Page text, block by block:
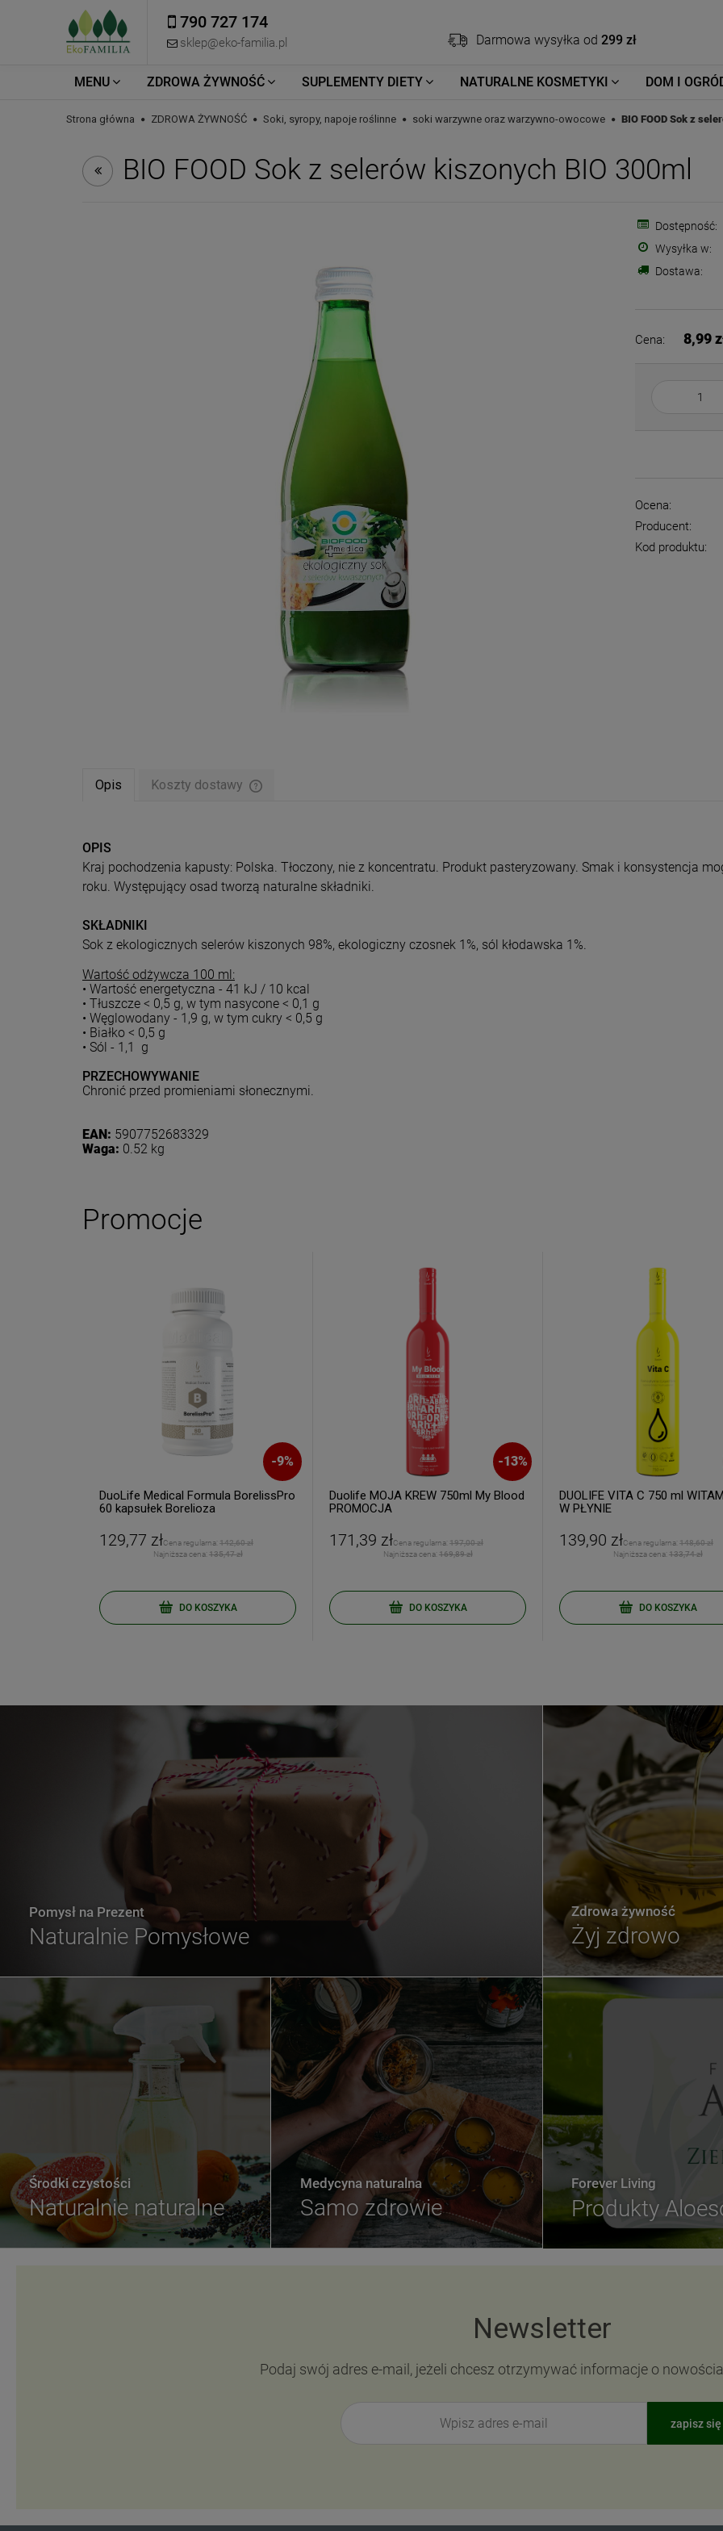
Darmowa wysyłka od 299 zł
790 727 174
sklep@eko-familia.pl
MENU ZDROWA ŻYWNOŚĆ SUPLEMENTY DIETY NATURALNE KOSMETYKI DOM I
Strona główna ZDROWA ŻYWNOŚĆ Soki, syropy, napoje roślinne soki warzywne oraz warzywno-owocowe BIO FOOD Sok z
BIO FOOD Sok z selerów kiszonych BIO 300ml
Dostępność:
Wysyłka w:
Dostawa:
Cena: 8,99
Ocena:
Producent:
Kod produktu:
Opis Koszty dostawy
OPIS
Kraj pochodzenia kapusty: Polska. Tłoczony, nie z koncentratu. Produkt pasteryzowany. Smak i konsystencja
roku. Występujący osad tworzą naturalne składniki.
SKŁADNIKI
Sok z ekologicznych selerów kiszonych 98%, ekologiczny czosnek 1%, sól kłodawska 1%.
Wartość odżywcza 100 ml:
• Wartość energetyczna - 41 kJ / 10 kcal
• Tłuszcze < 0,5 g, w tym nasycone < 0,1 g
• Węglowodany - 1,9 g, w tym cukry < 0,5 g
• Białko < 0,5 g
• Sól - 1,1 g
PRZECHOWYWANIE
Chronić przed promieniami słonecznymi.
EAN: 5907752683329
Waga: 0.52 kg
Promocje
-9%
DuoLife Medical Formula BorelissPro
60 kapsułek Borelioza
129,77 złCena regularna: 142,60 zł
Najniższa cena: 135,47 zł
DO KOSZYKA
-13%
Duolife MOJA KREW 750ml My Blood
PROMOCJA
171,39 złCena regularna: 197,00 zł
Najniższa cena: 169,89 zł
DO KOSZYKA
DUOLIFE VITA C 750 ml
W PŁYNIE
139,90 złCena regularna: 148,60 zł
Najniższa cena: 133,74 zł
DO KOSZYKA
Pomysł na Prezent
Naturalnie Pomysłowe
Zdrowa żywność
Żyj zdrowo
Forever Living
Produkty
Środki czystości
Naturalnie naturalne
Medycyna naturalna
Samo zdrowie
Newsletter
Podaj swój adres e-mail, jeżeli chcesz otrzymywać informacje o
zapisz się
Dołącz do newslettera
Eko Familia
Zasubskrybuj nasz newsletter
5% rabatu na pierwszy
Twój email
ODBIERZ RABAT 5%